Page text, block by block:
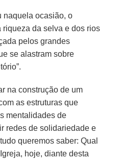
naquela ocasião, o
riqueza da selva e dos rios
pelos grandes
se alastram sobre
na construção de um
as estruturas que
mentalidades de
redes de solidariedade e
queremos saber: Qual
hoje, diante desta